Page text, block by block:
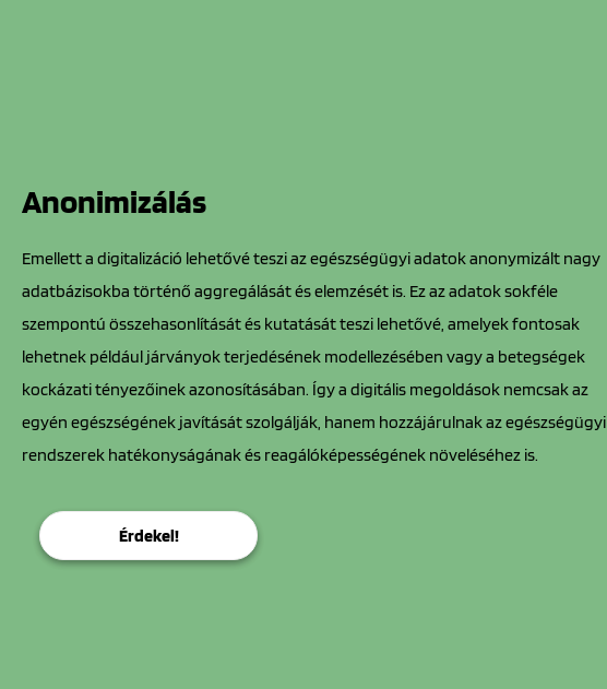
Anonimizálás
Emellett a digitalizáció lehetővé teszi az egészségügyi adatok anonymizált nagy
adatbázisokba történő aggregálását és elemzését is. Ez az adatok sokféle
szempontú összehasonlítását és kutatását teszi lehetővé, amelyek fontosak
lehetnek például járványok terjedésének modellezésében vagy a betegségek
kockázati tényezőinek azonosításában. Így a digitális megoldások nemcsak az
egyén egészségének javítását szolgálják, hanem hozzájárulnak az egészségügyi
rendszerek hatékonyságának és reagálóképességének növeléséhez is.
Érdekel!